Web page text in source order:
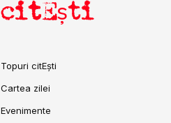
citEști
Topuri citEști
Cartea zilei
Evenimente